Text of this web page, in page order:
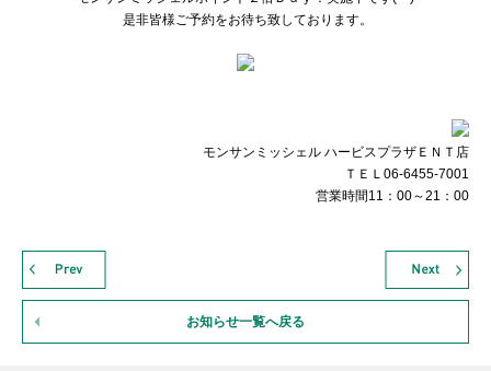
是非皆様ご予約をお待ち致しております。
モンサンミッシェル ハービスプラザＥＮＴ店
ＴＥＬ06-6455-7001
営業時間11：00～21：00
お知らせ一覧へ戻る